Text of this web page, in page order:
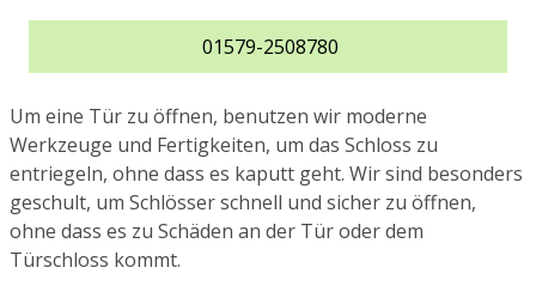
01579-2508780
Um eine Tür zu öffnen, benutzen wir moderne
Werkzeuge und Fertigkeiten, um das Schloss zu
entriegeln, ohne dass es kaputt geht. Wir sind besonders
geschult, um Schlösser schnell und sicher zu öffnen,
ohne dass es zu Schäden an der Tür oder dem
Türschloss kommt.